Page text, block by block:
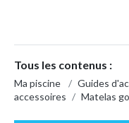
Tous les contenus :
Ma piscine / Guides
accessoires / Matelas